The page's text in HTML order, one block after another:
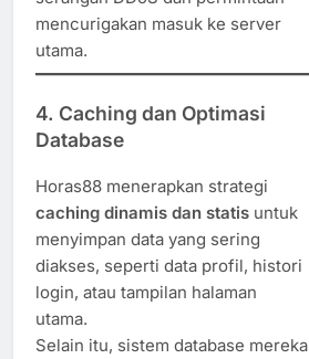
mencurigakan masuk ke server
utama.
4. Caching dan Optimasi
Database
Horas88 menerapkan strategi
caching dinamis dan statis untuk
menyimpan data yang sering
diakses, seperti data profil, histori
login, atau tampilan halaman
utama.
Selain itu, sistem database mereka